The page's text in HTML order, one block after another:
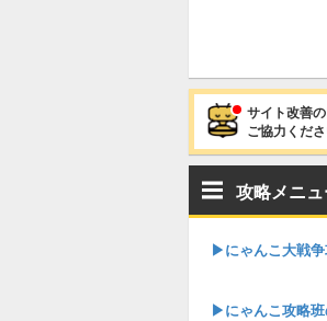
サイト改善
ご協力くだ
攻略メニ
▶︎にゃんこ大戦
▶︎にゃんこ攻略